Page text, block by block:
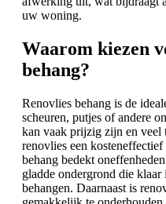
uw woning.
Waarom kiezen
behang?
Renovlies behang is de
scheuren, putjes of andere
kan vaak prijzig zijn en
renovlies een
behang bedekt
gladde ondergrond die
behangen. Daarnaast is